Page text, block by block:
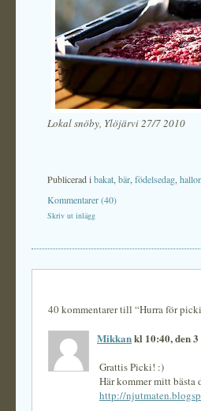
Lokal snöby, Ylöjärvi 27/7 2010
Publicerad ibakat bär födelsedag hallon
Kommentarer (40)
Skriv ut inlägg
40 kommentarer till “Hurra för
Mikkankl 10:40, den
Grattis Picki! :)
Här kommer mitt bästa
http://